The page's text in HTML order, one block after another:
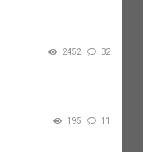
2452 32
195 11